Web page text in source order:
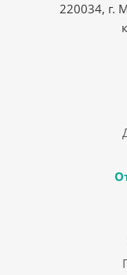
220034, г.